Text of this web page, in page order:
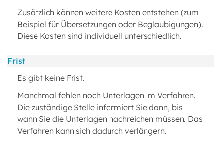
Zusätzlich können weitere Kosten entstehen (zum
Beispiel für Übersetzungen oder Beglaubigungen).
Diese Kosten sind individuell unterschiedlich.
Frist
Es gibt keine Frist.
Manchmal fehlen noch Unterlagen im Verfahren.
Die zuständige Stelle informiert Sie dann, bis
wann Sie die Unterlagen nachreichen müssen. Das
Verfahren kann sich dadurch verlängern.